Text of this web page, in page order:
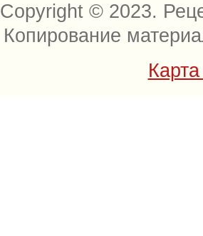
Copyright © 2023.
Копирование